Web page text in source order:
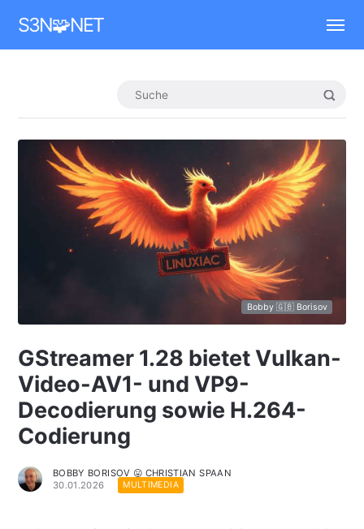
S3N🧩NET
Bobby 🇬🇧 Borisov
GStreamer 1.28 bietet Vulkan-
Video-AV1- und VP9-
Decodierung sowie H.264-
Codierung
BOBBY BORISOV 😛 CHRISTIAN SPAAN
30.01.2026
MULTIMEDIA